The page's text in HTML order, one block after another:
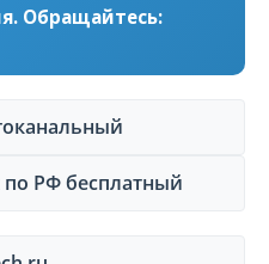
Обращайтесь:
по РФ бесплатный